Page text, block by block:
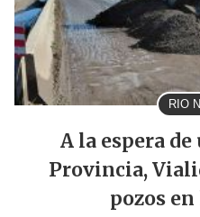
RIO
A la espera
Provincia,
pozos